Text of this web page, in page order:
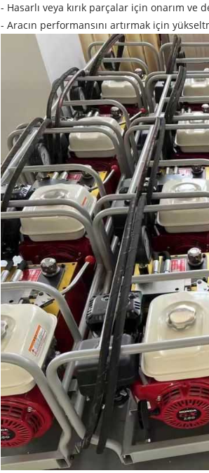
- Hasarlı veya kırık parçalar için onarım ve
- Aracın performansını artırmak için